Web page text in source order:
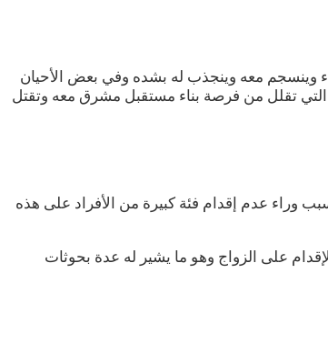
وينسجم معه وينجذب له بشده وفي بعض الأحيان
التي تقلل من فرصة بناء مستقبل مشرق معه وتقتل
وراء عدم إقدام فئة كبيرة من الأفراد على هذه
على الزواج وهو ما يشير له عدة بحوثات